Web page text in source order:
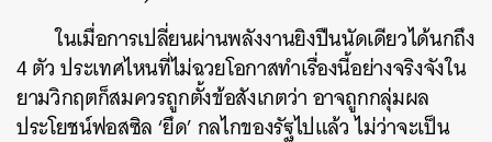
ในเมื่อการเปลี่ยนผ่านพลังงานยิงปืนนัดเดียวได้นกถึง
4 ตัว ประเทศไหนที่ไม่ฉวยโอกาสทำเรื่องนี้อย่างจริงจังใน
ยามวิกฤตก็สมควรถูกตั้งข้อสังเกตว่า อาจถูกกลุ่มผล
ประโยชน์ฟอสซิล ‘ยึด’ กลไกของรัฐไปแล้ว ไม่ว่าจะเป็น